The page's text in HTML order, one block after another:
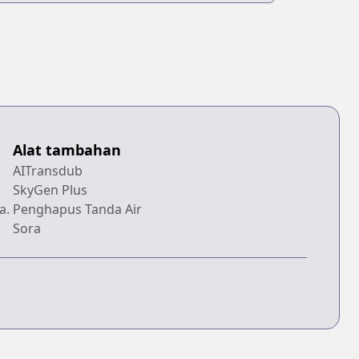
Alat tambahan
AITransdub
SkyGen Plus
Penghapus Tanda Air
Sora